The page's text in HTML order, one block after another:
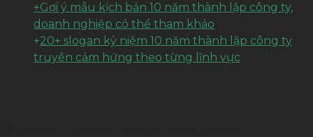
+Gợi ý mẫu kịch bản 10 năm thành lập công ty,
doanh nghiệp có thể tham khảo
+20+ slogan kỷ niệm 10 năm thành lập công ty
truyền cảm hứng theo từng lĩnh vực